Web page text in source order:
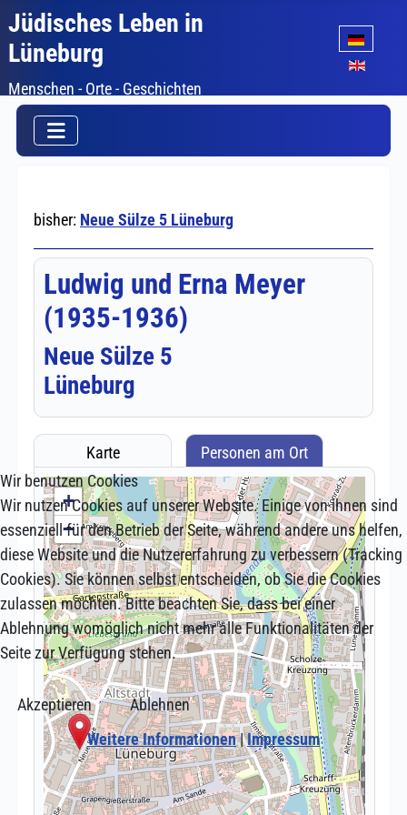
Jüdisches Leben in
Lüneburg
Menschen - Orte - Geschichten
Sprache
Wir benutzen Cookies
Wir nutzen Cookies auf unserer Website. Einige von ihnen sind
essenziell für den Betrieb der Seite, während andere uns helfen,
diese Website und die Nutzererfahrung zu verbessern (Tracking
Cookies). Sie können selbst entscheiden, ob Sie die Cookies
zulassen möchten. Bitte beachten Sie, dass bei einer
Ablehnung womöglich nicht mehr alle Funktionalitäten der
Seite zur Verfügung stehen.
Akzeptieren
Ablehnen
Weitere Informationen|Impressum